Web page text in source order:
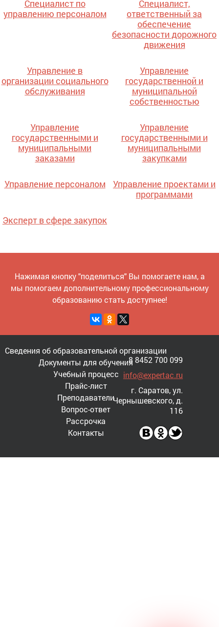
Специалист по
управлению персоналом
Специалист,
ответственный за
обеспечение
безопасности дорожного
движения
Управление в
организации социального
обслуживания
Управление
государственной и
муниципальной
собственностью
Управление
государственными и
муниципальными
заказами
Управление
государственными и
муниципальными
закупками
Управление персоналом
Управление проектами и
программами
Эксперт в сфере закупок
Нажимая кнопку "поделиться" Вы помогаете нам, а
мы помогаем дополнительному профессиональному
образованию стать доступнее!
Сведения об образовательной организации
Документы для обучения
Учебный процесс
Прайс-лист
Преподаватели
Вопрос-ответ
Рассрочка
Контакты
8 8452 700 099
info@expertac.ru
г. Саратов, ул.
Чернышевского, д.
116